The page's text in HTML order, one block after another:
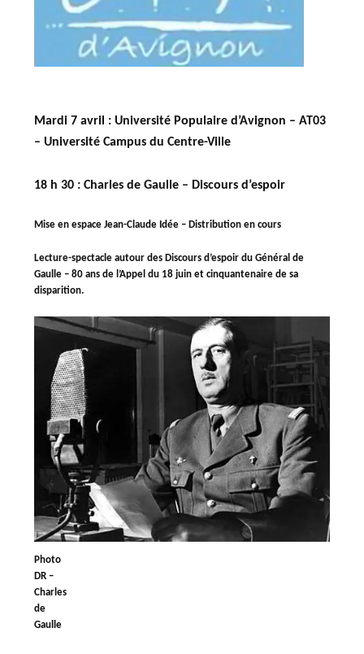
Mardi 7 avril : Université Populaire d’Avignon – AT03
– Université Campus du Centre-Ville
18 h 30 :Charles de Gaulle – Discours d’espoir
Mise en espace Jean-Claude Idée – Distribution en cours
Lecture-spectacle autour des Discours d’espoir du Général de
Gaulle – 80 ans de l’Appel du 18 juin et cinquantenaire de sa
disparition.
Photo
DR –
Charles
de
Gaulle